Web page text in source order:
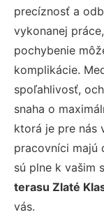
precíznosť a
vykonanej
pochybenie
komplikácie.
spoľahlivosť,
snaha o
ktorá je pre nás
pracovníci majú
sú plne k vašim
terasu Zlaté
vás.